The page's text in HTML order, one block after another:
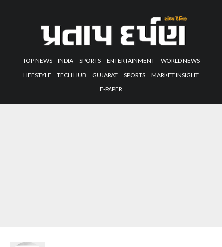
TOP NEWS INDIA SPORTS ENTERTAINMENT
WORLD NEWS
LIFESTYLE
TECH HUB GUJARAT SPORTS
MARKET INSIGHT
E-PAPER